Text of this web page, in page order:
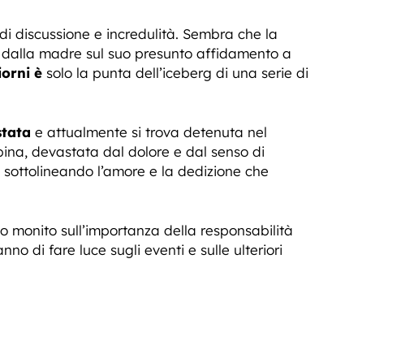
e incredulità. Sembra che la
madre sul suo presunto affidamento a
è solo la punta dell’iceberg di una serie di
e attualmente si trova detenuta nel
devastata dal dolore e dal senso di
l’amore e la dedizione che
sull’importanza della responsabilità
di fare luce sugli eventi e sulle ulteriori